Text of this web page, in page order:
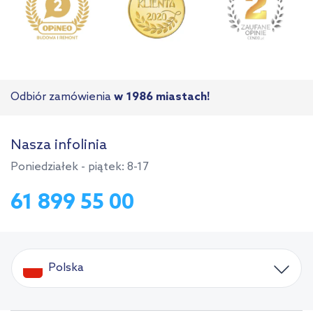
Odbiór zamówienia w 1986 miastach!
Nasza infolinia
Poniedziałek - piątek: 8-17
61 899 55 00
Polska